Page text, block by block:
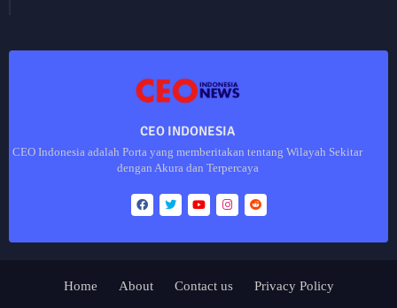
CEO INDONESIA
CEO Indonesia adalah Porta yang memberitakan tentang Wilayah Sekitar
dengan Akura dan Terpercaya
Home About Contact us Privacy Policy